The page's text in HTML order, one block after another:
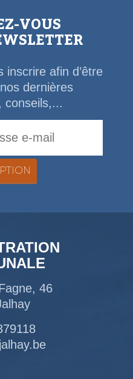
VOUS
inscrire afin d’être
dernières
conseils,...
46